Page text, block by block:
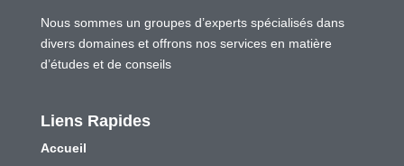
Nous sommes un groupes d’experts spécialisés dans
divers domaines et offrons nos services en matière
d’études et de conseils
Liens Rapides
Accueil